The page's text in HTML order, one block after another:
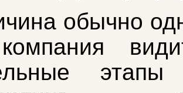
обычно
этапы